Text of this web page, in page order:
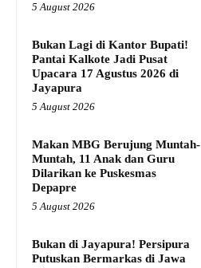
5 August 2026
Bukan Lagi di Kantor Bupati!
Pantai Kalkote Jadi Pusat
Upacara 17 Agustus 2026 di
Jayapura
5 August 2026
Makan MBG Berujung Muntah-
Muntah, 11 Anak dan Guru
Dilarikan ke Puskesmas
Depapre
5 August 2026
Bukan di Jayapura! Persipura
Putuskan Bermarkas di Jawa